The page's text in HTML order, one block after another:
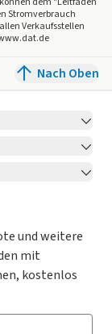
Stromverbrauch
Verkaufsstellen
Nach Oben
und weitere
mit
kostenlos